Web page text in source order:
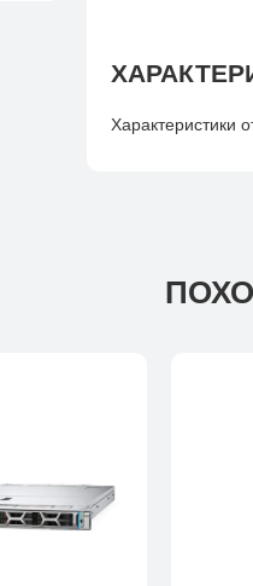
Характеристики